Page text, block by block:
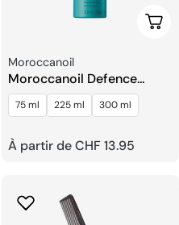
Les Options
Fournisseur:
Moroccanoil
Moroccanoil Defence
Absolue
75 ml 225 ml 300 ml
Prix
À partir de CHF 13.95